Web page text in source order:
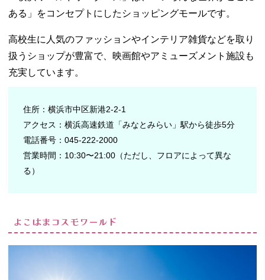
ある」をコンセプトにしたショッピングモールです。
高校生に人気のファッションやインテリア雑貨などを取り
扱うショップが豊富で、映画館やアミューズメント施設も
充実しています。
住所：横浜市中区新港2-2-1
アクセス：横浜高速鉄道「みなとみらい」駅から徒歩5分
電話番号：045-222-2000
営業時間：10:30〜21:00（ただし、フロアによって異な
る）
よこはまコスモワールド